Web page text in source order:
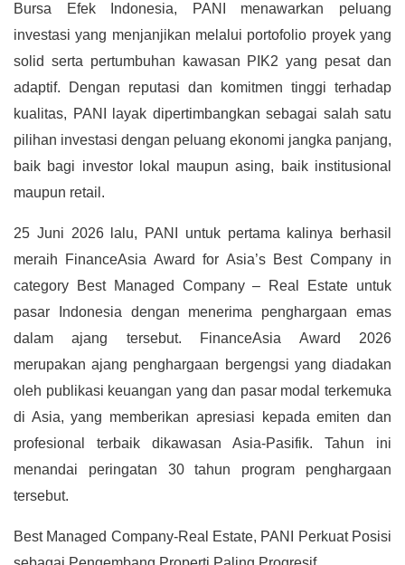
Bursa Efek Indonesia, PANI menawarkan peluang
investasi yang menjanjikan melalui portofolio proyek yang
solid serta pertumbuhan kawasan PIK2 yang pesat dan
adaptif. Dengan reputasi dan komitmen tinggi terhadap
kualitas, PANI layak dipertimbangkan sebagai salah satu
pilihan investasi dengan peluang ekonomi jangka panjang,
baik bagi investor lokal maupun asing, baik institusional
maupun retail.
25 Juni 2026 lalu, PANI untuk pertama kalinya berhasil
meraih FinanceAsia Award for Asia’s Best Company in
category Best Managed Company – Real Estate untuk
pasar Indonesia dengan menerima penghargaan emas
dalam ajang tersebut. FinanceAsia Award 2026
merupakan ajang penghargaan bergengsi yang diadakan
oleh publikasi keuangan yang dan pasar modal terkemuka
di Asia, yang memberikan apresiasi kepada emiten dan
profesional terbaik dikawasan Asia-Pasifik. Tahun ini
menandai peringatan 30 tahun program penghargaan
tersebut.
Best Managed Company-Real Estate, PANI Perkuat Posisi